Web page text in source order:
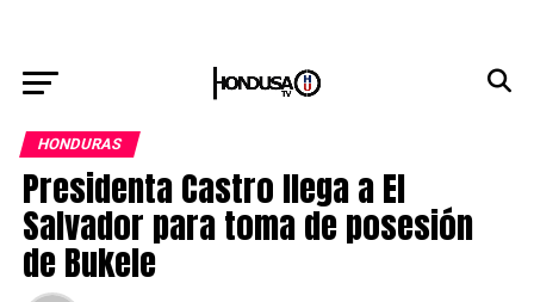
HONDURAS
Presidenta Castro llega a El
Salvador para toma de posesión
de Bukele